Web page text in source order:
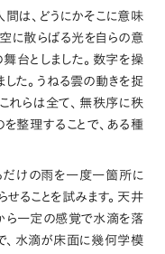
間は、 どうにかそこに意味
空に散らばる光を自らの意
台としました。 数字を操
した。 うねる雲の動きを捉
これらは全て、 無秩序に秩
整理することで、 ある種
だけの雨を一度一箇所に
ることを試みます。 天井
ら一定の感覚で水滴を落
、 水滴が床面に幾何学模